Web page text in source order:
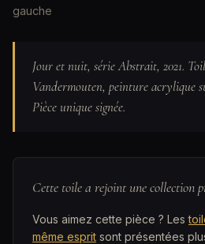
gauche
Jour et nuit, série Abstrait, 2021.
Vandermouten, peinture acrylique
Pièce unique signée.
Cette toile a rejoint une collection
Vous aimez cette pièce ? Les
même esprit sont présentées